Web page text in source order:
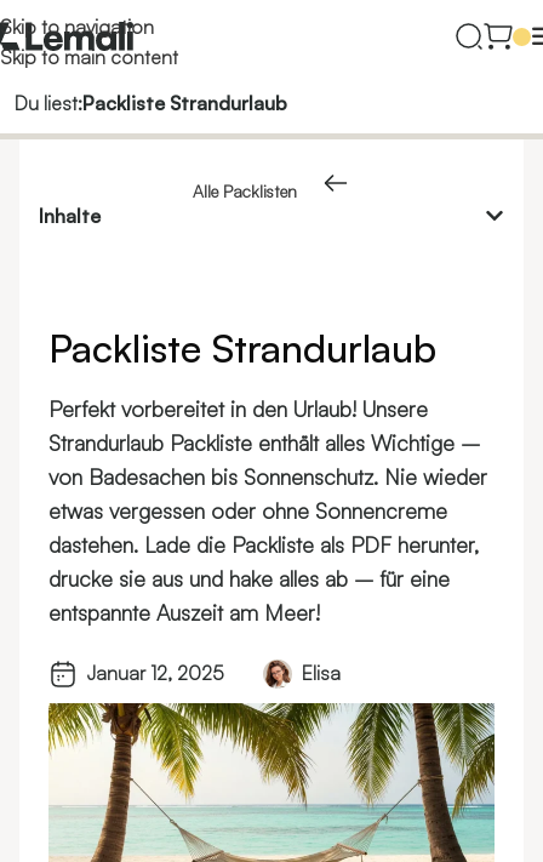
Skip to navigation
Skip to main content
Packliste Strandurlaub
Alle Packlisten
Inhalte
Packliste Strandurlaub
Perfekt vorbereitet in den Urlaub! Unsere
Strandurlaub Packliste enthält alles Wichtige –
von Badesachen bis Sonnenschutz. Nie wieder
etwas vergessen oder ohne Sonnencreme
dastehen. Lade die Packliste als PDF herunter,
drucke sie aus und hake alles ab – für eine
entspannte Auszeit am Meer!
Januar 12, 2025 Elisa